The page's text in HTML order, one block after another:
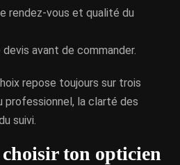
rendez-vous et qualité du
avant de commander.
repose toujours sur trois
professionnel, la clarté des
suivi.
ton opticien